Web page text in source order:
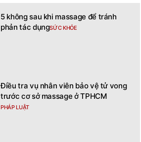
5 không sau khi massage để tránh
phản tác dụngSỨC KHỎE
Điều tra vụ nhân viên bảo vệ tử vong
trước cơ sở massage ở TPHCM
PHÁP LUẬT